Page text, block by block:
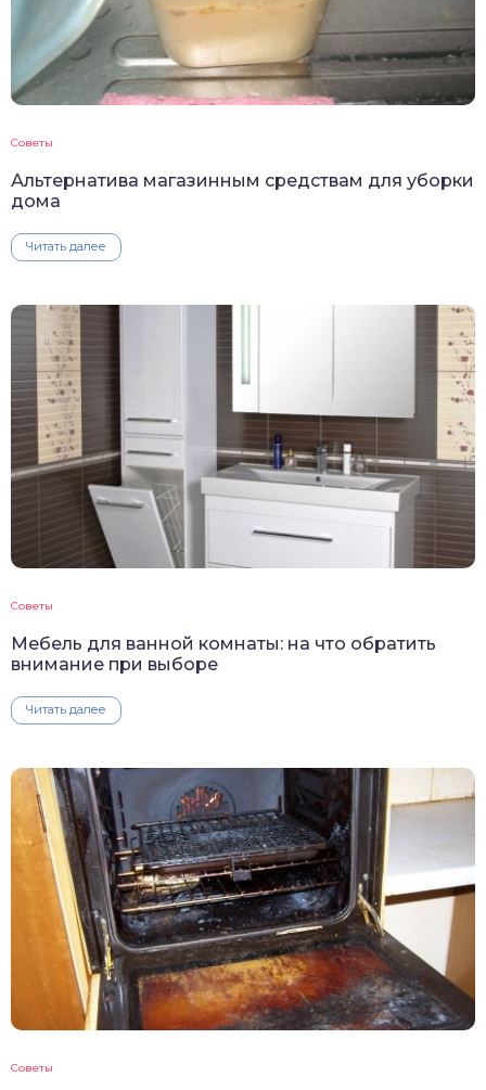
Советы
Альтернатива магазинным средствам для уборки
дома
Читать далее
Советы
Мебель для ванной комнаты: на что обратить
внимание при выборе
Читать далее
Советы